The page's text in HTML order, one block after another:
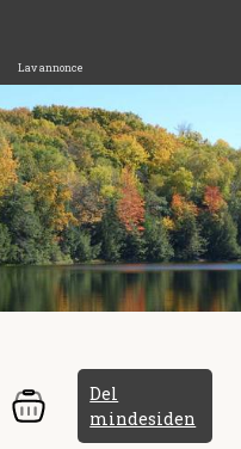
Lav annonce
Del
mindesiden